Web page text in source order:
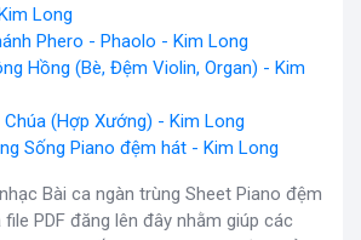
Long
Phero - Phaolo - Kim Long
Hồng (Bè, Đệm Violin, Organ) - Kim
Chúa (Hợp Xướng) - Kim Long
Sống Piano đệm hát - Kim Long
Bài ca ngàn trùng Sheet Piano đệm
PDF đăng lên đây nhằm giúp các